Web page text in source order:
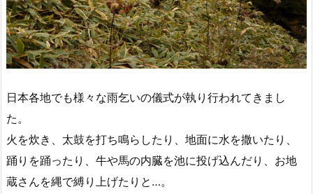
日本各地でも様々な雨乞いの儀式が執り行われてきまし
た。
火を炊き、太鼓を打ち鳴らしたり、地面に水を撒いたり、
踊りを踊ったり、牛や馬の内臓を池に投げ込んだり、お地
蔵さんを縄で縛り上げたりと…。